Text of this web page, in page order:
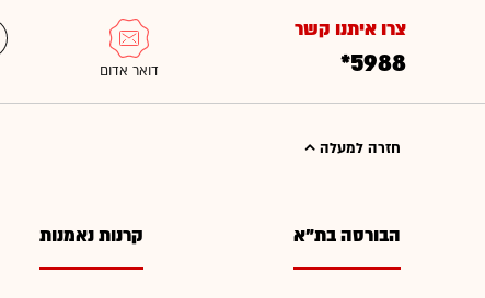
צרו איתנו קשר
*5988
חזרה למעלה
הבורסה בת"א קרנות נאמנות